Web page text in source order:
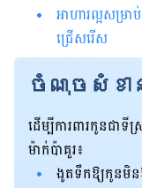
អាហារល្អសម្រ
ជ្រើសរើស
ចំណុចសំខា
ដើម្បីការពារកូនជាទី
ម៉ាក់ប៉ាគួរ៖
ងូតទឹកឱ្យកូនមិ